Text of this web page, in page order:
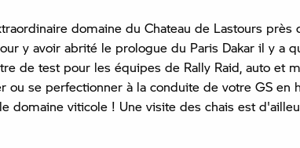
domaine du Chateau de Lastours près
y avoir abrité le prologue du Paris Dakar il y a
de test pour les équipes de Rally Raid, auto et
se perfectionner à la conduite de votre GS en
domaine viticole ! Une visite des chais est